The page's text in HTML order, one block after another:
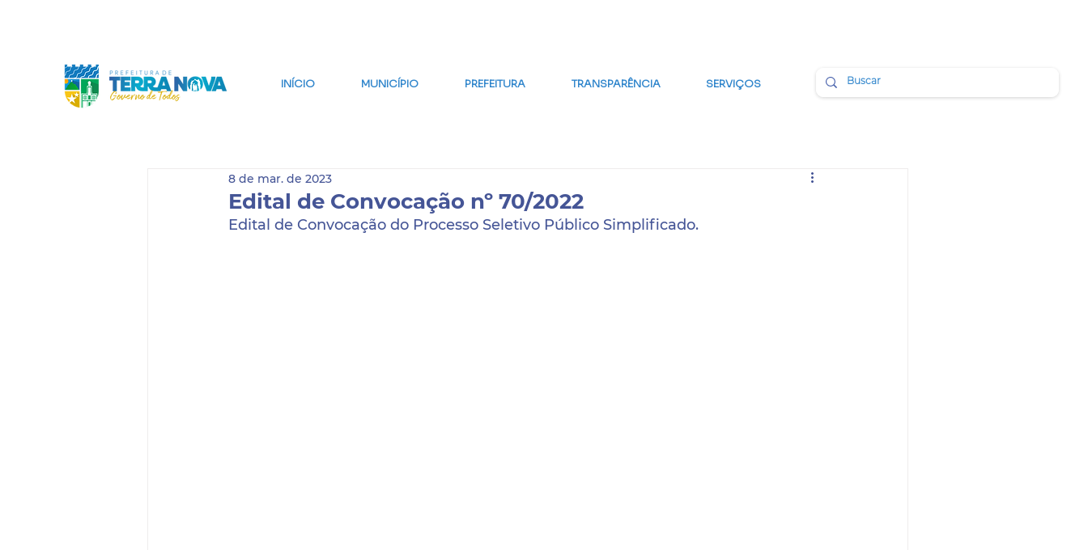
INÍCIO MUNICÍPIO PREFEITURA TRANSPARÊNCIA SERVIÇOS
Edital de Convocação nº 70/2022
8 de mar. de 2023
Edital de Convocação do Processo Seletivo Público Simplificado.